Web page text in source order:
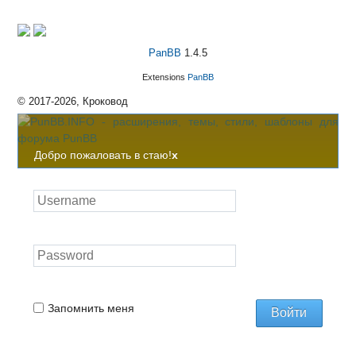
PanBB 1.4.5
Extensions PanBB
© 2017-2026, Кроковод
Добро пожаловать в стаю!x
Запомнить меня